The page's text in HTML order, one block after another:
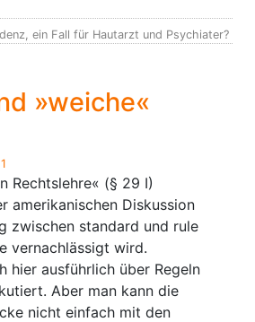
ein Fall für Hautarzt und Psychiater?
»weiche«
Rechtslehre« (§ 29 I)
amerikanischen Diskussion
zwischen standard und rule
vernachlässigt wird.
hier ausführlich über Regeln
Aber man kann die
nicht einfach mit den